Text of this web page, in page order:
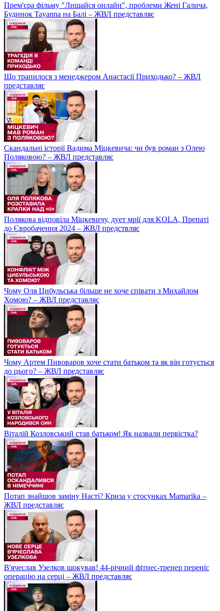
Прем'єра фільму "Лишайся онлайн", проблеми Жені Галича,
Будинок Tayanna на Балі – ЖВЛ представляє
Що трапилося з менеджером Анастасії Приходько? – ЖВЛ
представляє
Скандальні історії Вадима Міцкевича: чи був роман з Олею
Поляковою? – ЖВЛ представляє
Полякова відповіла Міцкевичу, дует мрії для KOLA, Препаті
до Євробачення 2024 – ЖВЛ предствляє
Чому Оля Цибульська більше не хоче співати з Михайлом
Хомою? – ЖВЛ представляє
Чому Артем Пивоваров хоче стати батьком та як він готується
до цього? – ЖВЛ представляє
Віталій Козловський став батьком! Як назвали первістка?
Потап знайшов заміну Насті? Криза у стосунках Mamarika –
ЖВЛ представляє
В'ячеслав Узелков шокував! 44-річний фітнес-тренер переніс
операцію на серці – ЖВЛ представляє